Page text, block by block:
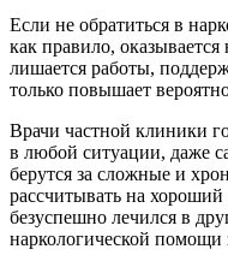
Если не обратиться в
как правило,
лишается работы,
только повышает
Врачи частной клиники
в любой ситуации, даже
берутся за сложные и
рассчитывать на хороший
безуспешно лечился в
наркологической